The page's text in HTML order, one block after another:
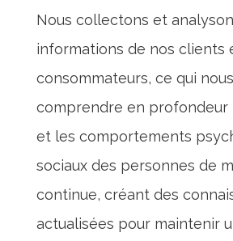
Nous collectons et
informations de nos clients
consommateurs, ce qui
comprendre en profondeur
et les comportements
sociaux des personnes de
continue, créant des
actualisées pour maintenir